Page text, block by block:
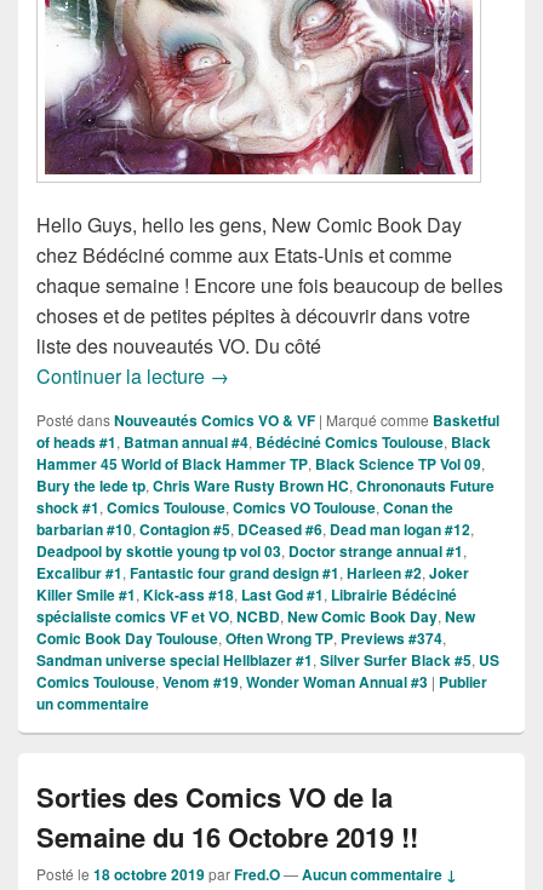
Hello Guys, hello les gens, New Comic Book Day
chez Bédéciné comme aux Etats-Unis et comme
chaque semaine ! Encore une fois beaucoup de belles
choses et de petites pépites à découvrir dans votre
liste des nouveautés VO. Du côté
Continuer la lecture Sorties des Comics VO de la
→
Posté dansNouveautés Comics VO & VF | Marqué comme Basketful
of heads #1, Batman annual #4, Bédéciné Comics Toulouse, Black
Hammer 45 World of Black Hammer TP, Black Science TP Vol 09,
Bury the lede tp, Chris Ware Rusty Brown HC, Chrononauts Future
shock #1, Comics Toulouse, Comics VO Toulouse, Conan the
barbarian #10, Contagion #5, DCeased #6, Dead man logan #12,
Deadpool by skottie young tp vol 03, Doctor strange annual #1,
Excalibur #1, Fantastic four grand design #1, Harleen #2, Joker
Killer Smile #1, Kick-ass #18, Last God #1, Librairie Bédéciné
spécialiste comics VF et VO, NCBD, New Comic Book Day, New
Comic Book Day Toulouse, Often Wrong TP, Previews #374,
Sandman universe special Hellblazer #1, Silver Surfer Black #5, US
Comics Toulouse, Venom #19, Wonder Woman Annual #3 | Publier
un commentaire
Sorties des Comics VO de la
Semaine du 16 Octobre 2019 !!
Posté le 18 octobre 2019parFred.O—Aucun commentaire ↓